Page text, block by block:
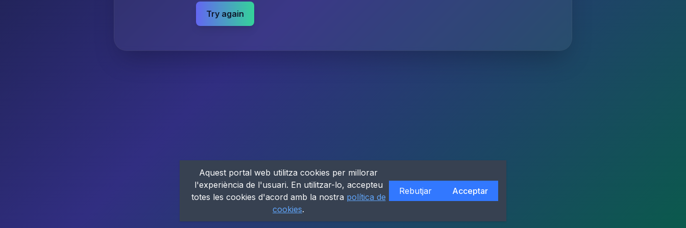
Try again
Aquest portal web utilitza cookies per millorar
l'experiència de l'usuari. En utilitzar-lo, accepteu
totes les cookies d'acord amb la nostra política de
cookies.
Rebutjar Acceptar